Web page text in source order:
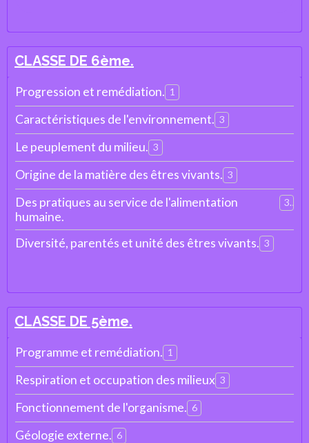
CLASSE DE 6ème.
Progression et remédiation. 1
Caractéristiques de l'environnement. 3
Le peuplement du milieu. 3
Origine de la matière des êtres vivants. 3
Des pratiques au service de l'alimentation
humaine.
3
Diversité, parentés et unité des êtres vivants. 3
CLASSE DE 5ème.
Programme et remédiation. 1
Respiration et occupation des milieux 3
Fonctionnement de l'organisme. 6
Géologie externe. 6